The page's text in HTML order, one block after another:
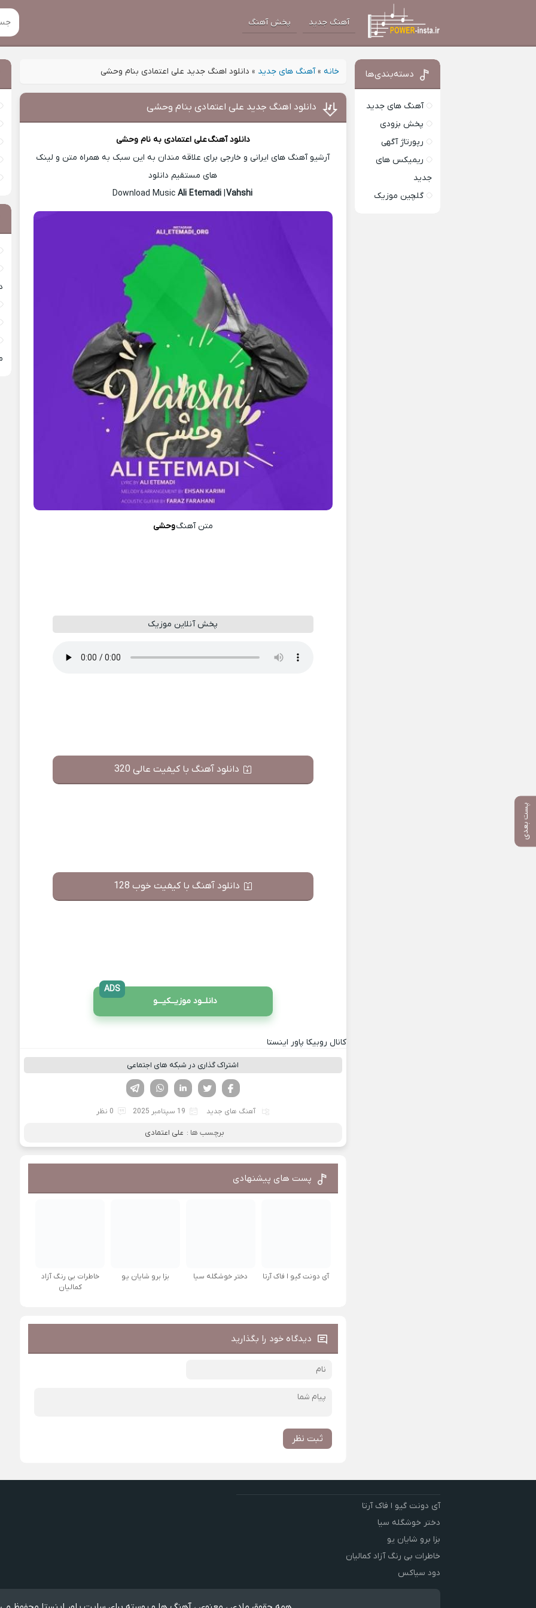
آهنگ جدید پخش آهنگ
خانه »آهنگ های جدید » دانلود اهنگ جدید علی اعتمادی بنام وحشی
پست بعدی
دانلود اهنگ جدید علی اعتمادی بنام وحشی
دانلود آهنگعلی اعتمادی به نام وحشی
آرشیو آهنگ های ایرانی و خارجی برای علاقه مندان به این سبک به همراه متن و لینک
های مستقیم دانلود
Ali Etemadi |Vahshi
متن آهنگوحشی
پخش آنلاین موزیک
دانلود آهنگ با کیفیت عالی 320
دانلود آهنگ با کیفیت خوب 128
دانلــود موزیــکیـــو
ADS
کانال روبیکا پاور اینستا
اشتراک گذاری در شبکه های اجتماعی
لینکدین تویتر
فیسوک
آهنگ های جدید 19 سپتامبر 2025 0 نظر
برچسب ها : علی اعتمادی
پست های پیشنهادی
آی دونت گیو ا فاک آرتا دختر خوشگله سیا بزا برو شایان یو
خاطرات بی رنگ آزاد
کمالیان
دیدگاه خود را بگذارید
ثبت نظر
دسته‌بندی‌ها
آهنگ های جدید
پخش بزودی
رپورتاژ آگهی
ریمیکس های
جدید
گلچین موزیک
آی دونت گیو ا فاک آرتا
دختر خوشگله سیا
بزا برو شایان یو
خاطرات بی رنگ آزاد کمالیان
دود سیاکس